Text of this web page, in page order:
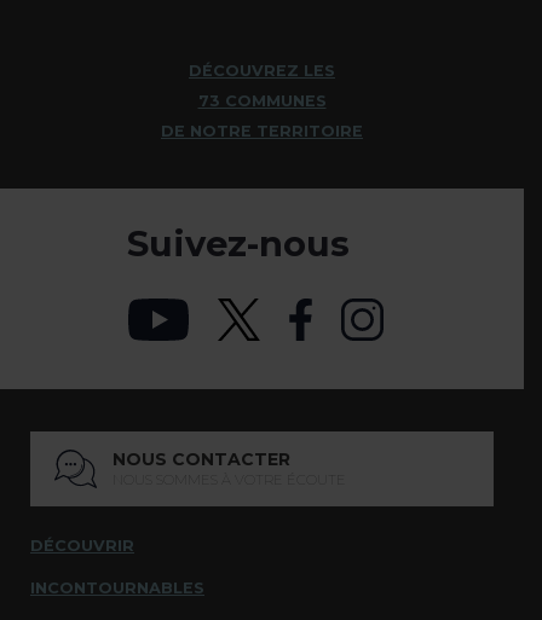
DÉCOUVREZ LES
73 COMMUNES
DE NOTRE TERRITOIRE
Suivez-nous
NOUS CONTACTER
DÉCOUVRIR
INCONTOURNABLES